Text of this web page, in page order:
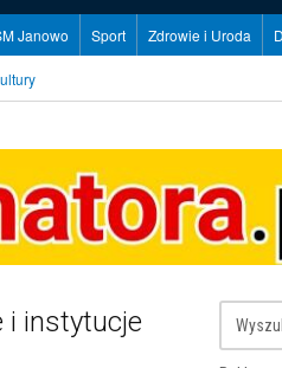
Janowo Sport Zdrowie i Uroda
i instytucje